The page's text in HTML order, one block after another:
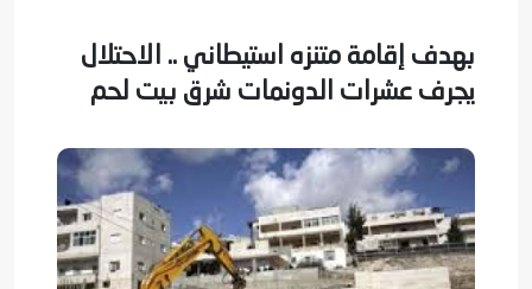
بهدف إقامة متنزه استيطاني .. الاحتلال
يجرف عشرات الدونمات شرق بيت لحم